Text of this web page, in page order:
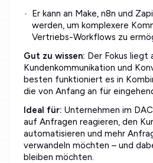
Er kann an Make, n8n und
werden, um komplexere
Vertriebs-Workflows zu
Gut zu wissen: Der Fokus liegt
Kundenkommunikation und
besten funktioniert es in
die von Anfang an für
Ideal für: Unternehmen im
auf Anfragen reagieren, den
automatisieren und mehr
verwandeln möchten – und
bleiben möchten.